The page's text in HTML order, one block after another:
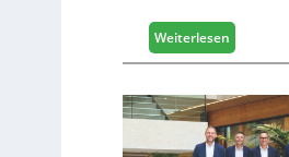
i
i
e
r
Weiterlesen:
H
f
e
l